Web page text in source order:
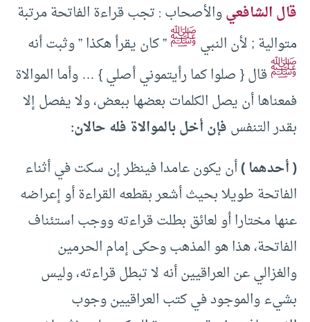
قال الشافعيوالأصحاب : تجب قراءة الفاتحة مرتبة
متوالية ; لأن النبيﷺ” كان يقرأ هكذا ” وثبت أنه
ﷺقال { صلوا كما رأيتموني أصلي } … وأما الموالاة
فمعناها أن يصل الكلمات بعضها ببعض، ولا يفصل إلا
بقدر التنفسفإن أخل بالموالاة فله حالان:
( أحدهما )أن يكون عامدا فينظر إن سكت في أثناء
الفاتحة طويلا بحيث أشعر بقطعه القراءة أو إعراضه
عنها مختارا أو لعائق بطلت قراءته ووجب استئناف
الفاتحة، هذا هو المذهب وحكى إمام الحرمين
والغزالي عن العراقيين أنه لا تبطل قراءته، وليس
بشيء والموجود في كتب العراقيين وجوب